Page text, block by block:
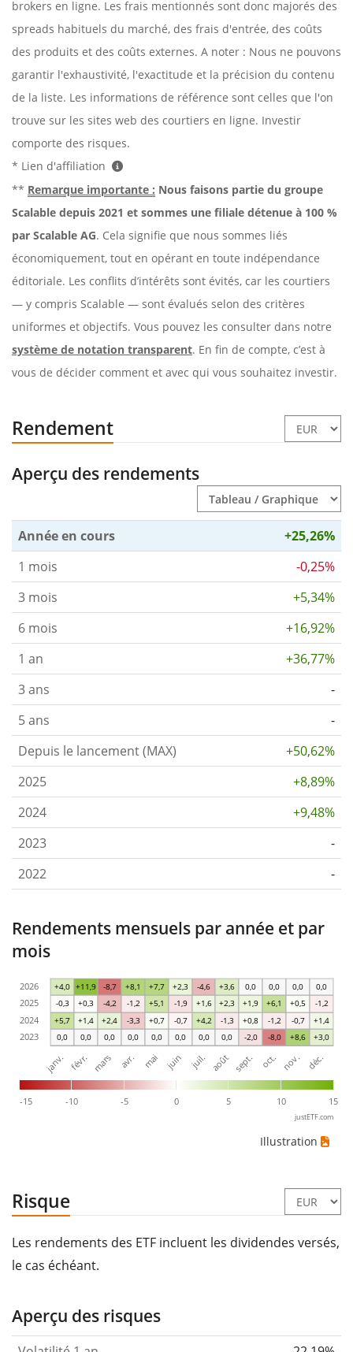
brokers en ligne. Les frais mentionnés sont donc majorés des
spreads habituels du marché, des frais d'entrée, des coûts
des produits et des coûts externes. A noter : Nous ne pouvons
garantir l'exhaustivité, l'exactitude et la précision du contenu
de la liste. Les informations de référence sont celles que l'on
trouve sur les sites web des courtiers en ligne. Investir
comporte des risques.
* Lien d'affiliation
** Remarque importante : Nous faisons partie du groupe
Scalable depuis 2021 et sommes une filiale détenue à 100 %
par Scalable AG. Cela signifie que nous sommes liés
économiquement, tout en opérant en toute indépendance
éditoriale. Les conflits d’intérêts sont évités, car les courtiers
— y compris Scalable — sont évalués selon des critères
uniformes et objectifs. Vous pouvez les consulter dans notre
système de notation transparent. En fin de compte, c’est à
vous de décider comment et avec qui vous souhaitez investir.
Rendement
Aperçu des rendements
Année en cours
+25,26%
1 mois
-0,25%
3 mois
+5,34%
6 mois
+16,92%
1 an
+36,77%
3 ans
-
5 ans
-
Depuis le lancement (MAX)
+50,62%
2025
+8,89%
2024
+9,48%
2023
-
2022
-
Rendements mensuels par année et par
mois
0,0 0,0 0,0 0,0 0,0 0,0 0,0 0,0 -2,0 -8,0 +8,6 +3,0
+5,7 +1,4 +2,4 -3,3 +0,7 -0,7 +4,2 -1,3 +0,8 -1,2 -0,7 +1,4
-0,3 +0,3 -4,2 -1,2 +5,1 -1,9 +1,6 +2,3 +1,9 +6,1 +0,5 -1,2
+4,0 +11,9 -8,7 +8,1 +7,7 +2,3 -4,6 +3,6 0,0 0,0 0,0 0,0
-15 -10 -5 0 5 10 15
janv. févr. mars avr. mai juin juil. août sept. oct. nov. déc.
2023
2024
2025
2026
justETF.com
Illustration
Risque
Les rendements des ETF incluent les dividendes versés,
le cas échéant.
Aperçu des risques